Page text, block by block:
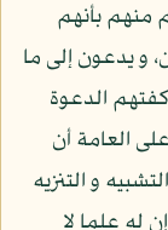
منهم بأنهم
و يدعون إلى ما
الدعوة
العامة أن
و التنزيه
له علما لا